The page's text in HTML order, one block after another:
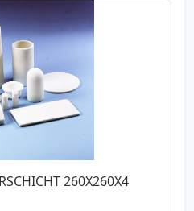
260X260X4